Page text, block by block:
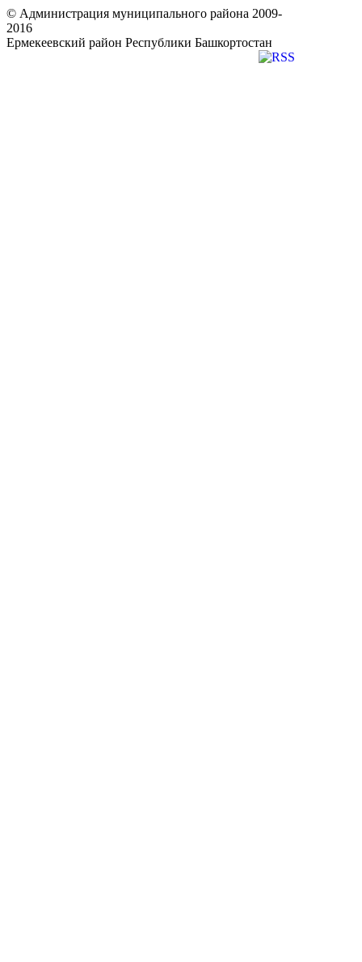
© Администрация муниципального района 2009-
2016
Ермекеевский район Республики Башкортостан